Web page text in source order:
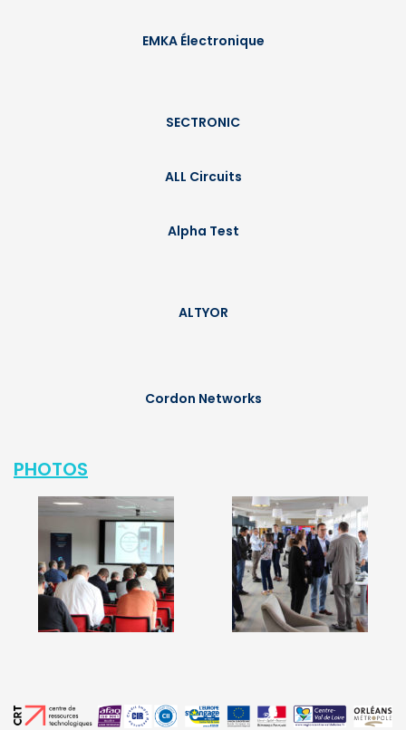
EMKA Électronique
SECTRONIC
ALL Circuits
Alpha Test
ALTYOR
Cordon Networks
PHOTOS